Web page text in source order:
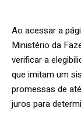
Ao acessar a
Ministério da
verificar a
que imitam um
promessas de
juros para